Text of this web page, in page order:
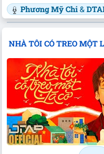
Phương Mỹ Chi&
NHÀ TÔI CÓ TREO MỘT